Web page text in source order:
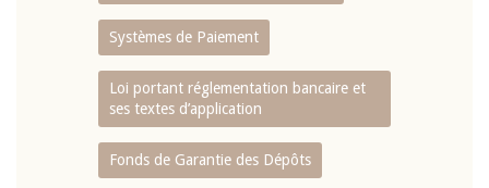
Systèmes de Paiement
Loi portant réglementation bancaire et
ses textes d’application
Fonds de Garantie des Dépôts